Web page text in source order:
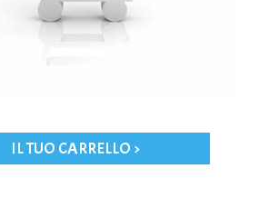
IL TUO CARRELLO >